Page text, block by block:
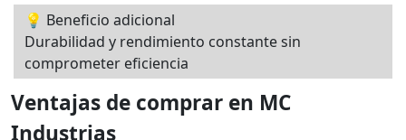
💡 Beneficio adicional
Durabilidad y rendimiento constante sin
comprometer eficiencia
Ventajas de comprar en MC
Industrias